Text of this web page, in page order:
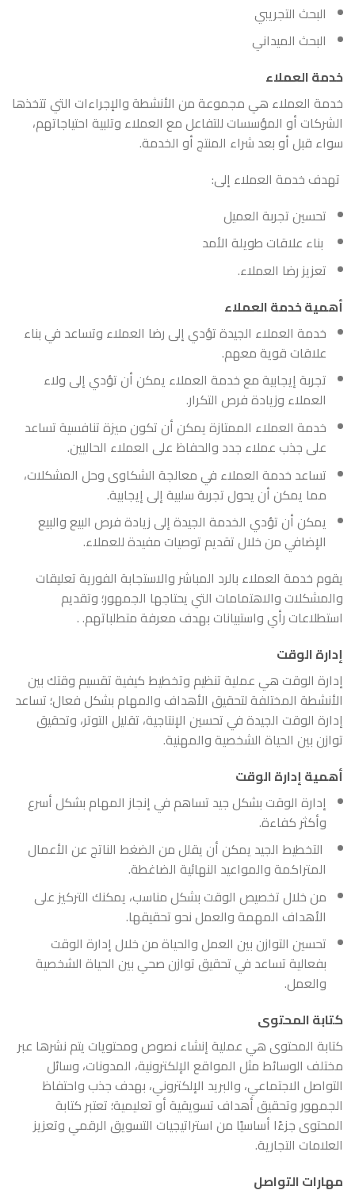
البحث التجريبي
البحث الميداني
خدمة العملاء
خدمة العملاء هي مجموعة من الأنشطة والإجراءات التي تتخذها
الشركات أو المؤسسات للتفاعل مع العملاء وتلبية احتياجاتهم،
سواء قبل أو بعد شراء المنتج أو الخدمة.
تهدف خدمة العملاء إلى:
تحسين تجربة العميل
بناء علاقات طويلة الأمد
تعزيز رضا العملاء.
أهمية خدمة العملاء
خدمة العملاء الجيدة تؤدي إلى رضا العملاء وتساعد في بناء
علاقات قوية معهم.
تجربة إيجابية مع خدمة العملاء يمكن أن تؤدي إلى ولاء
العملاء وزيادة فرص التكرار.
خدمة العملاء الممتازة يمكن أن تكون ميزة تنافسية تساعد
على جذب عملاء جدد والحفاظ على العملاء الحاليين.
تساعد خدمة العملاء في معالجة الشكاوى وحل المشكلات،
مما يمكن أن يحول تجربة سلبية إلى إيجابية.
يمكن أن تؤدي الخدمة الجيدة إلى زيادة فرص البيع والبيع
الإضافي من خلال تقديم توصيات مفيدة للعملاء.
يقوم خدمة العملاء بالرد المباشر والاستجابة الفورية تعليقات
والمشكلات والاهتمامات التي يحتاجها الجمهور؛ وتقديم
استطلاعات رأي واستبيانات بهدف معرفة متطلباتهم. .
إدارة الوقت
إدارة الوقت هي عملية تنظيم وتخطيط كيفية تقسيم وقتك بين
الأنشطة المختلفة لتحقيق الأهداف والمهام بشكل فعال؛ تساعد
إدارة الوقت الجيدة في تحسين الإنتاجية، تقليل التوتر، وتحقيق
توازن بين الحياة الشخصية والمهنية.
أهمية إدارة الوقت
إدارة الوقت بشكل جيد تساهم في إنجاز المهام بشكل أسرع
وأكثر كفاءة.
التخطيط الجيد يمكن أن يقلل من الضغط الناتج عن الأعمال
المتراكمة والمواعيد النهائية الضاغطة.
من خلال تخصيص الوقت بشكل مناسب، يمكنك التركيز على
الأهداف المهمة والعمل نحو تحقيقها.
تحسين التوازن بين العمل والحياة من خلال إدارة الوقت
بفعالية تساعد في تحقيق توازن صحي بين الحياة الشخصية
والعمل.
كتابة المحتوى
كتابة المحتوى هي عملية إنشاء نصوص ومحتويات يتم نشرها عبر
مختلف الوسائط مثل المواقع الإلكترونية، المدونات، وسائل
التواصل الاجتماعي، والبريد الإلكتروني، بهدف جذب واحتفاظ
الجمهور وتحقيق أهداف تسويقية أو تعليمية؛ تعتبر كتابة
المحتوى جزءًا أساسيًا من استراتيجيات التسويق الرقمي وتعزيز
العلامات التجارية.
مهارات التواصل